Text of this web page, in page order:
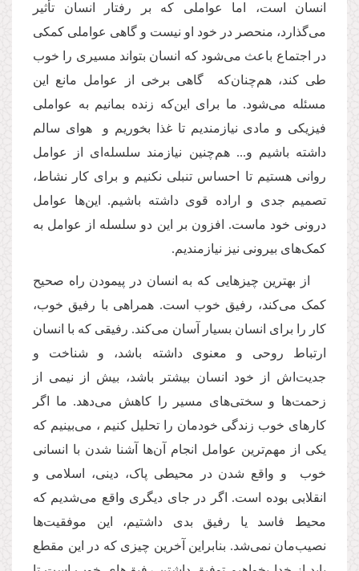
انسان است، اما عواملی که بر رفتار انسان تأثیر
می‌گذارد، منحصر در خود او نیست و گاهی عواملی کمکی
در اجتماع باعث می‌شود که انسان بتواند مسیری را خوب
طی کند، هم‌چنان‌که گاهی برخی از عوامل مانع این
مسئله می‌شود. ما برای این‌که زنده بمانیم به عواملی
فیزیکی و مادی نیازمندیم تا غذا بخوریم و هوای سالم
داشته باشیم و... هم‌چنین نیازمند سلسله‌ای از عوامل
روانی هستیم تا احساس تنبلی نکنیم و برای کار نشاط،
تصمیم جدی و اراده قوی داشته باشیم. این‌ها عوامل
درونی خود ماست. افزون بر این دو سلسله از عوامل به
کمک‌های بیرونی نیز نیازمندیم.
از بهترین چیزهایی که به انسان در پیمودن راه صحیح
کمک می‌کند، رفیق خوب است. همراهی با رفیق خوب،
کار را برای انسان بسیار آسان می‌کند. رفیقی که با انسان
ارتباط روحی و معنوی داشته باشد، و شناخت و
جدیت‌اش از خود انسان بیشتر باشد، بیش از نیمی از
زحمت‌ها و سختی‌‌های مسیر را کاهش می‌دهد. ما اگر
کارهای خوب زندگی خودمان را تحلیل کنیم ، می‌بینیم که
یکی از مهم‌ترین عوامل انجام آن‌ها آشنا شدن با انسانی
خوب و واقع شدن در محیطی پاک، دینی، اسلامی و
انقلابی بوده است. اگر در جای دیگری واقع می‌شدیم که
محیط فاسد یا رفیق بدی داشتیم، این موفقیت‌ها
نصیب‌مان نمی‌شد. بنابراین آخرین چیزی که در این مقطع